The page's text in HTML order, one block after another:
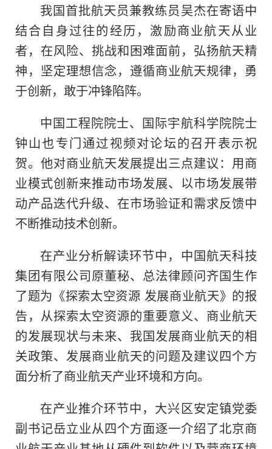
我国首批航天员兼教练员吴杰在寄语中
结合自身过往的经历，激励商业航天从业
者，在风险、挑战和困难面前，弘扬航天精
神，坚定理想信念，遵循商业航天规律，勇
于创新，敢于冲锋陷阵。
中国工程院院士、国际宇航科学院院士
钟山也专门通过视频对论坛的召开表示祝
贺。他对商业航天发展提出三点建议：用商
业模式创新来推动市场发展、以市场发展带
动产品迭代升级、在市场验证和需求反馈中
不断推动技术创新。
在产业分析解读环节中，中国航天科技
集团有限公司原董秘、总法律顾问齐国生作
了题为《探索太空资源 发展商业航天》的报
告，从探索太空资源的重要意义、商业航天
的发展现状与未来、我国发展商业航天的相
关政策、发展商业航天的问题及建议四个方
面分析了商业航天产业环境和方向。
在产业推介环节中，大兴区安定镇党委
副书记岳立业从四个方面逐一介绍了北京商